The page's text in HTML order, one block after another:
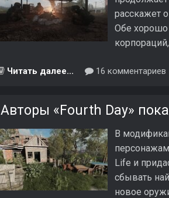
расскажет
Обе
Читать далее... 16 комментариев
Авторы «Fourth Day»
В
Life и
сбывать
новое